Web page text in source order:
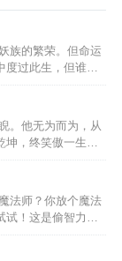
族的繁荣。但命运
度过此生，但谁曾
。他无为而为，从
坤，终笑傲一生，
法师？你放个魔法
试！这是偷智力偷